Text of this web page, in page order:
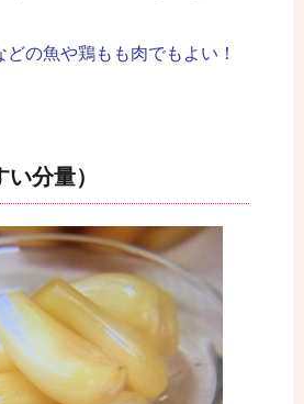
の魚や鶏もも肉でもよい！
い分量）